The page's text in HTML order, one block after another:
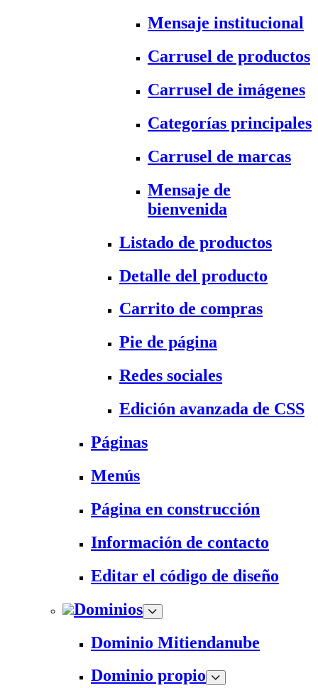
Mensaje institucional
Carrusel de productos
Carrusel de imágenes
Categorías principales
Carrusel de marcas
Mensaje de
bienvenida
Listado de productos
Detalle del producto
Carrito de compras
Pie de página
Redes sociales
Edición avanzada de CSS
Páginas
Menús
Página en construcción
Información de contacto
Editar el código de diseño
Dominios
Dominio Mitiendanube
Dominio propio